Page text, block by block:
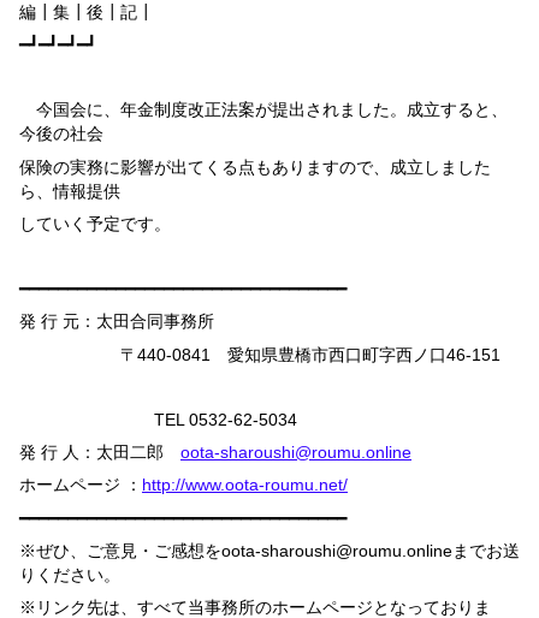
編┃集┃後┃記┃
━┛━┛━┛━┛
今国会に、年金制度改正法案が提出されました。成立すると、
今後の社会
保険の実務に影響が出てくる点もありますので、成立しました
ら、情報提供
していく予定です。
━━━━━━━━━━━━━━━━━━━━━━━━━━━━━━━━━━
発 行 元：太田合同事務所
〒 440-0841 愛知県豊橋市西口町字西ノ口46-151
TEL 0532-62-5034
発 行 人：太田二郎 oota-sharoushi@roumu.online
ホームページ ： http://www.oota-roumu.net/
━━━━━━━━━━━━━━━━━━━━━━━━━━━━━━━━━━
※ぜひ、ご意見・ご感想をoota-sharoushi@roumu.onlineまでお送
りください。
※リンク先は、すべて当事務所のホームページとなっておりま